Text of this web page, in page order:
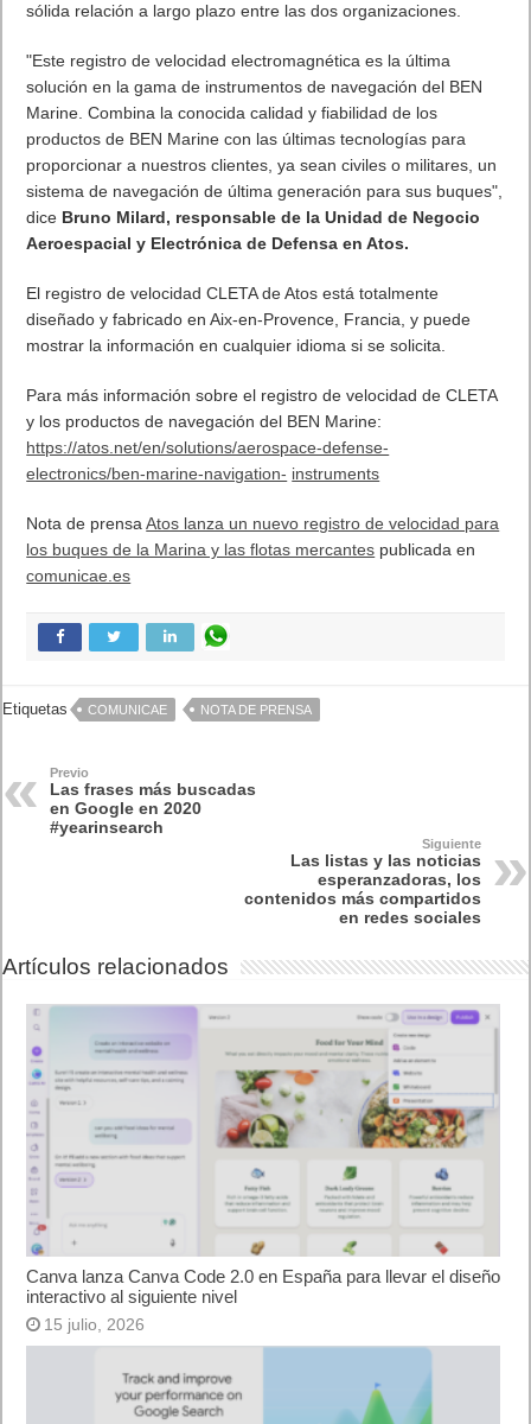
sólida relación a largo plazo entre las dos organizaciones.
"Este registro de velocidad electromagnética es la última
solución en la gama de instrumentos de navegación del BEN
Marine. Combina la conocida calidad y fiabilidad de los
productos de BEN Marine con las últimas tecnologías para
proporcionar a nuestros clientes, ya sean civiles o militares, un
sistema de navegación de última generación para sus buques",
dice Bruno Milard, responsable de la Unidad de Negocio
Aeroespacial y Electrónica de Defensa en Atos.
El registro de velocidad CLETA de Atos está totalmente
diseñado y fabricado en Aix-en-Provence, Francia, y puede
mostrar la información en cualquier idioma si se solicita.
Para más información sobre el registro de velocidad de CLETA
y los productos de navegación del BEN Marine:
https://atos.net/en/solutions/aerospace-defense-
electronics/ben-marine-navigation- instruments
Nota de prensaAtos lanza un nuevo registro de velocidad para
los buques de la Marina y las flotas mercantes publicada en
comunicae.es
Etiquetas COMUNICAE NOTA DE PRENSA
Previo
Las frases más buscadas
en Google en 2020
#yearinsearch
Siguiente
Las listas y las noticias
esperanzadoras, los
contenidos más compartidos
en redes sociales
Artículos relacionados
Canva lanza Canva Code 2.0 en España para llevar el diseño
interactivo al siguiente nivel
15 julio, 2026